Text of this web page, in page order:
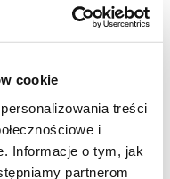
cookie
treści
i
Informacje o tym, jak
partnerom
Taka już
od tego, że nie
smaku ani
nie mogę się
go pod
wbił mi się w